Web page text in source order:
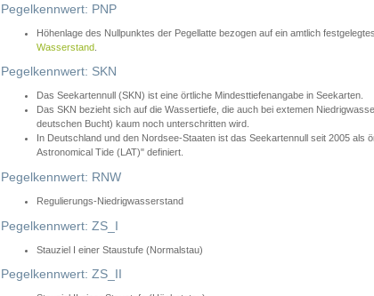
Pegelkennwert: PNP
Höhenlage des Nullpunktes der Pegellatte bezogen auf ein amtlich festgelegtes
Wasserstand
Pegelkennwert: SKN
Das Seekartennull (SKN) ist eine örtliche Mindesttiefenangabe in Seekarten.
Das SKN bezieht sich auf die Wassertiefe, die auch bei extemen
deutschen Bucht) kaum noch unterschritten wird.
In Deutschland und den Nordsee-Staaten ist das Seekartennull seit 2005
Astronomical Tide (LAT)" definiert.
Pegelkennwert: RNW
Regulierungs-Niedrigwasserstand
Pegelkennwert: ZS_I
Stauziel I einer Staustufe (Normalstau)
Pegelkennwert: ZS_II